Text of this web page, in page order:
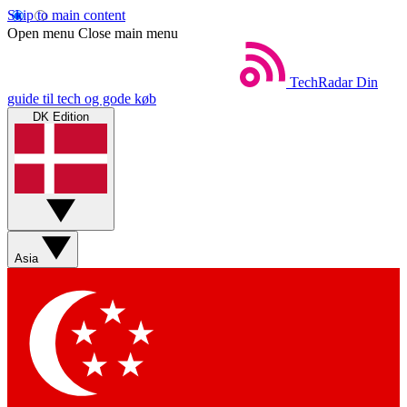
Skip to main content
Open menu Close main menu
TechRadar Din
guide til tech og gode køb
DK Edition
Asia